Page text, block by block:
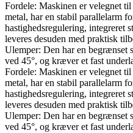
Fordele: Maskinen er velegnet
metal, har en stabil parallelarm
hastighedsregulering, integreret
leveres desuden med praktisk
Ulemper: Den har en begrænset
ved 45°, og kræver et fast
Fordele: Maskinen er velegnet
metal, har en stabil parallelarm
hastighedsregulering, integreret
leveres desuden med praktisk
Ulemper: Den har en begrænset
ved 45°, og kræver et fast